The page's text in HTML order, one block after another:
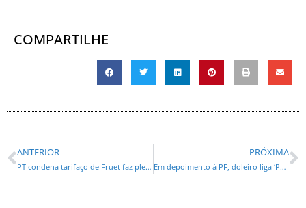
COMPARTILHE
ANTERIOR
PT condena tarifaço de Fruet faz plenária para discussão
PRÓXIMA
Em depoimento à PF, doleiro liga ‘Petrolão’ a mensalão